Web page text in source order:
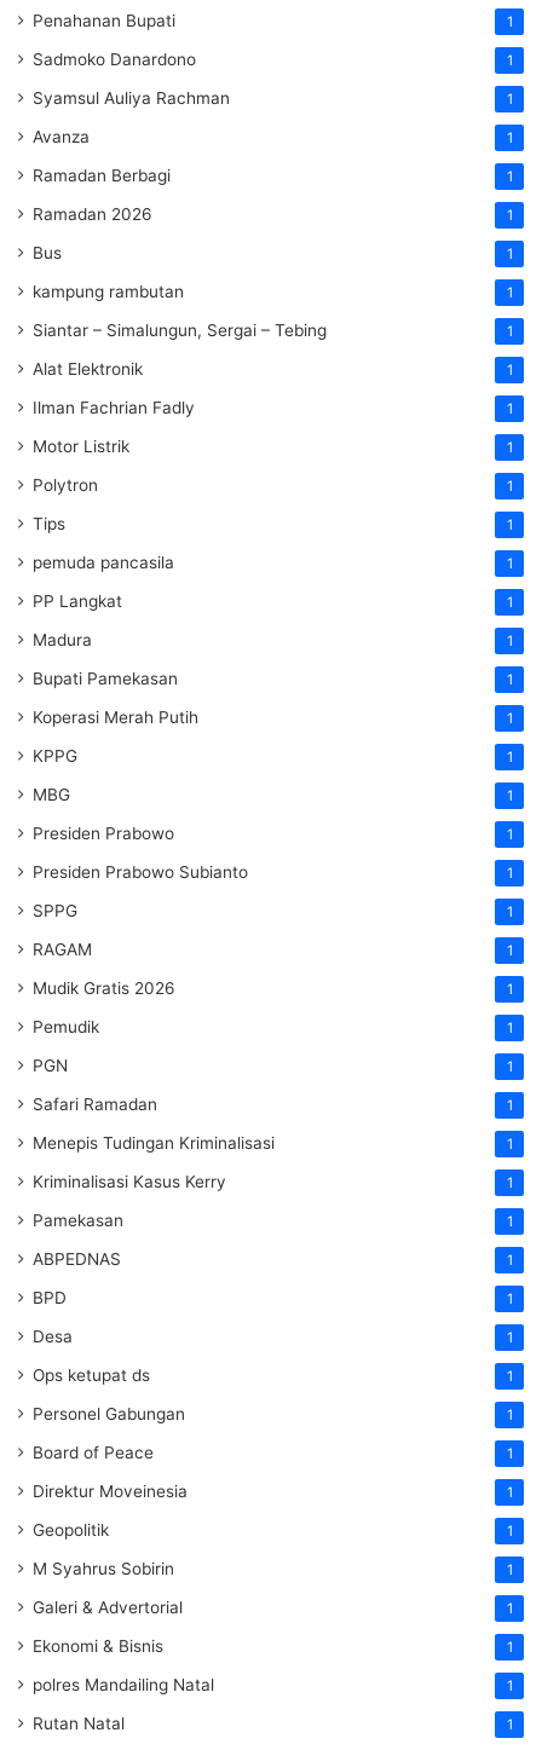
Penahanan Bupati 1
Sadmoko Danardono 1
Syamsul Auliya Rachman 1
Avanza 1
Ramadan Berbagi 1
Ramadan 2026 1
Bus 1
kampung rambutan 1
Siantar – Simalungun, Sergai – Tebing 1
Alat Elektronik 1
Ilman Fachrian Fadly 1
Motor Listrik 1
Polytron 1
Tips 1
pemuda pancasila 1
PP Langkat 1
Madura 1
Bupati Pamekasan 1
Koperasi Merah Putih 1
KPPG 1
MBG 1
Presiden Prabowo 1
Presiden Prabowo Subianto 1
SPPG 1
RAGAM 1
Mudik Gratis 2026 1
Pemudik 1
PGN 1
Safari Ramadan 1
Menepis Tudingan Kriminalisasi 1
Kriminalisasi Kasus Kerry 1
Pamekasan 1
ABPEDNAS 1
BPD 1
Desa 1
Ops ketupat ds 1
Personel Gabungan 1
Board of Peace 1
Direktur Moveinesia 1
Geopolitik 1
M Syahrus Sobirin 1
Galeri & Advertorial 1
Ekonomi & Bisnis 1
polres Mandailing Natal 1
Rutan Natal 1